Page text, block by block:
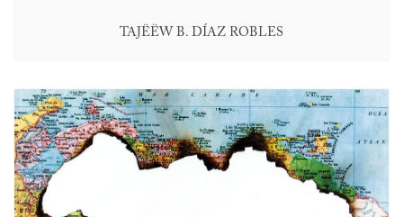
TAJËËW B. DÍAZ ROBLES